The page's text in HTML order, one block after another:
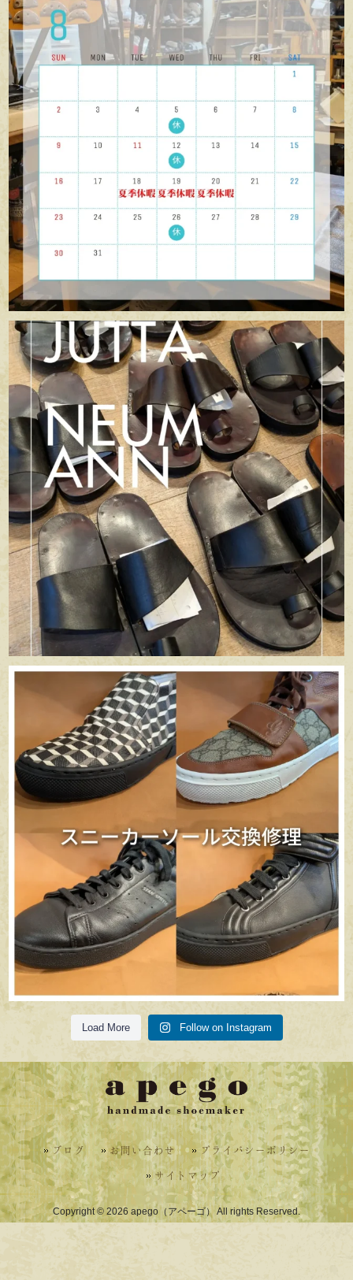
8月 6
apego_handmade_shoemaker
7月 5
apego_handmade_shoemaker
6月 29
Load More Follow on Instagram
ブログ お問い合わせ
プライバシーポリシー
サイトマップ
Copyright © 2026 apego（アペーゴ） All rights Reserved.